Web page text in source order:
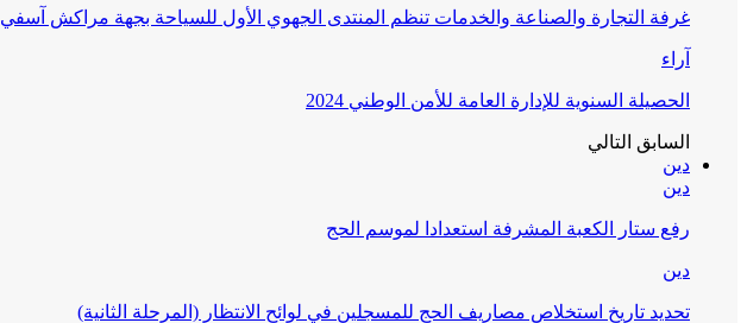
غرفة التجارة والصناعة والخدمات تنظم المنتدى الجهوي الأول للسياحة بجهة مراكش آسفي
آراء
الحصيلة السنوية للإدارة العامة للأمن الوطني 2024
السابق التالي
دين
دين
رفع ستار الكعبة المشرفة استعدادا لموسم الحج
دين
تحديد تاريخ استخلاص مصاريف الحج للمسجلين في لوائح الانتظار (المرحلة الثانية)